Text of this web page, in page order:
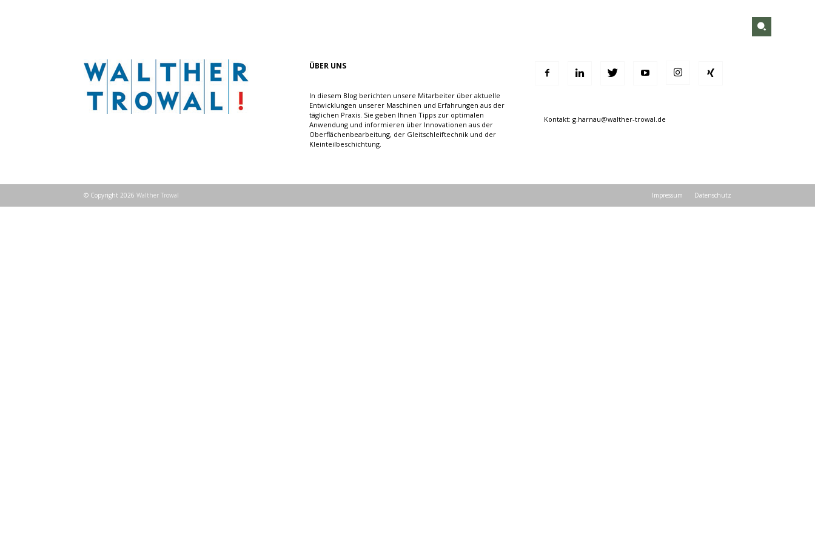
ÜBER UNS
In diesem Blog berichten unsere Mitarbeiter über aktuelle
Entwicklungen unserer Maschinen und Erfahrungen aus der
täglichen Praxis. Sie geben Ihnen Tipps zur optimalen
Anwendung und informieren über Innovationen aus der
Oberflächenbearbeitung, der Gleitschleiftechnik und der
Kleinteilbeschichtung.
Kontakt: g.harnau@walther-trowal.de
Impressum Datenschutz
© Copyright 2026 Walther Trowal